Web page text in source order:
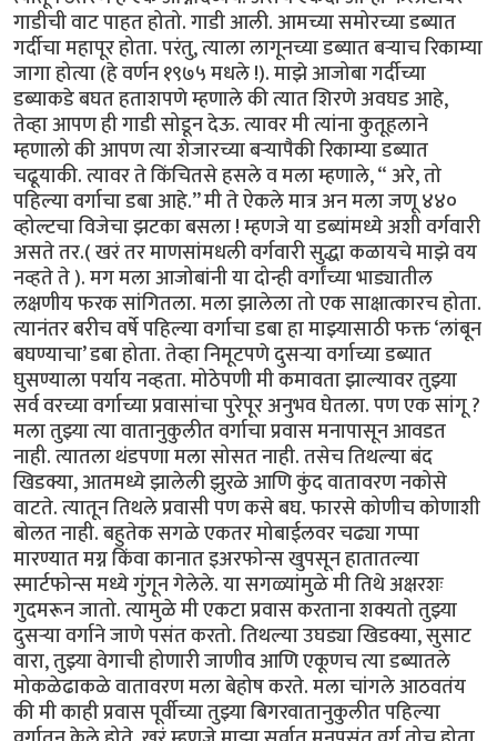
गाडीची वाट पाहत होतो. गाडी आली. आमच्या समोरच्या डब्यात
गर्दीचा महापूर होता. परंतु, त्याला लागूनच्या डब्यात बऱ्याच रिकाम्या
जागा होत्या (हे वर्णन १९७५ मधले !). माझे आजोबा गर्दीच्या
डब्याकडे बघत हताशपणे म्हणाले की त्यात शिरणे अवघड आहे,
तेव्हा आपण ही गाडी सोडून देऊ. त्यावर मी त्यांना कुतूहलाने
म्हणालो की आपण त्या शेजारच्या बऱ्यापैकी रिकाम्या डब्यात
चढूयाकी. त्यावर ते किंचितसे हसले व मला म्हणाले, “ अरे, तो
पहिल्या वर्गाचा डबा आहे.’’ मी ते ऐकले मात्र अन मला जणू ४४०
व्होल्टचा विजेचा झटका बसला ! म्हणजे या डब्यांमध्ये अशी वर्गवारी
असते तर.( खरं तर माणसांमधली वर्गवारी सुद्धा कळायचे माझे वय
नव्हते ते ). मग मला आजोबांनी या दोन्ही वर्गांच्या भाड्यातील
लक्षणीय फरक सांगितला. मला झालेला तो एक साक्षात्कारच होता.
त्यानंतर बरीच वर्षे पहिल्या वर्गाचा डबा हा माझ्यासाठी फक्त ‘लांबून
बघण्याचा’ डबा होता. तेव्हा निमूटपणे दुसऱ्या वर्गाच्या डब्यात
घुसण्याला पर्याय नव्हता. मोठेपणी मी कमावता झाल्यावर तुझ्या
सर्व वरच्या वर्गाच्या प्रवासांचा पुरेपूर अनुभव घेतला. पण एक सांगू ?
मला तुझ्या त्या वातानुकुलीत वर्गाचा प्रवास मनापासून आवडत
नाही. त्यातला थंडपणा मला सोसत नाही. तसेच तिथल्या बंद
खिडक्या, आतमध्ये झालेली झुरळे आणि कुंद वातावरण नकोसे
वाटते. त्यातून तिथले प्रवासी पण कसे बघ. फारसे कोणीच कोणाशी
बोलत नाही. बहुतेक सगळे एकतर मोबाईलवर चढ्या गप्पा
मारण्यात मग्न किंवा कानात इअरफोन्स खुपसून हातातल्या
स्मार्टफोन्स मध्ये गुंगून गेलेले. या सगळ्यांमुळे मी तिथे अक्षरशः
गुदमरून जातो. त्यामुळे मी एकटा प्रवास करताना शक्यतो तुझ्या
दुसऱ्या वर्गाने जाणे पसंत करतो. तिथल्या उघड्या खिडक्या, सुसाट
वारा, तुझ्या वेगाची होणारी जाणीव आणि एकूणच त्या डब्यातले
मोकळेढाकळे वातावरण मला बेहोष करते. मला चांगले आठवतंय
की मी काही प्रवास पूर्वीच्या तुझ्या बिगरवातानुकुलीत पहिल्या